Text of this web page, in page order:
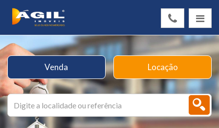
Venda Locação